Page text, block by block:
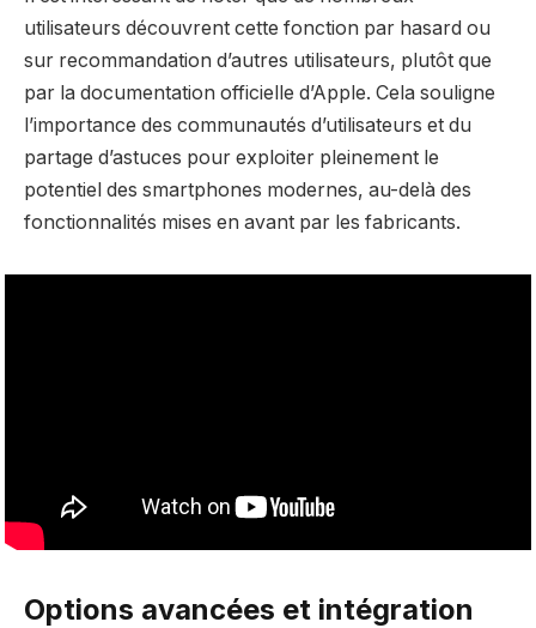
utilisateurs découvrent cette fonction par hasard ou
sur recommandation d’autres utilisateurs, plutôt que
par la documentation officielle d’Apple. Cela souligne
l’importance des communautés d’utilisateurs et du
partage d’astuces pour exploiter pleinement le
potentiel des smartphones modernes, au-delà des
fonctionnalités mises en avant par les fabricants.
Options avancées et intégration